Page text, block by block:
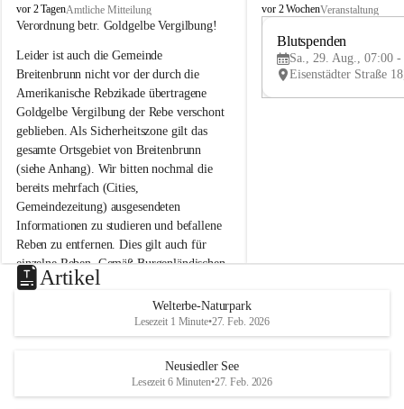
B
r
i
t
e
n
b
r
u
n
n
a
m
N
e
u
s
d
S
vor 2 TagenAmtliche Mitteilung
Verordnung betr. Goldgelbe Vergilbung!
Leider ist auch die Gemeinde
Breitenbrunn nicht vor der durch die
Amerikanische Rebzikade übertragene
Goldgelbe Vergilbung der Rebe verschont
geblieben. Als Sicherheitszone gilt das
gesamte Ortsgebiet von Breitenbrunn
(siehe Anhang). Wir bitten nochmal die
bereits mehrfach (Cities,
Gemeindezeitung) ausgesendeten
Informationen zu studieren und befallene
Reben zu entfernen. Dies gilt auch für
einzelne Reben. Gemäß Burgenländischen
Weinbaugesetz sind nicht gepflegte oder
unzulässige Weingärten zu roden! Bitte
helfen wir zusammen um unsere Winzer
vor den prognostizierten Ernteausfällen
und den daraus folgenden wirtschaftlichen
B
e
u
e
d
r
S
vor 2 WochenVeranstaltung
Blutspenden
Sa., 29. Aug., 07:00 -
Artikel
Welterbe-Naturpark
Lesezeit 1 Minute•27. Feb. 2026
Neusiedler See
Lesezeit 6 Minuten•27. Feb. 2026